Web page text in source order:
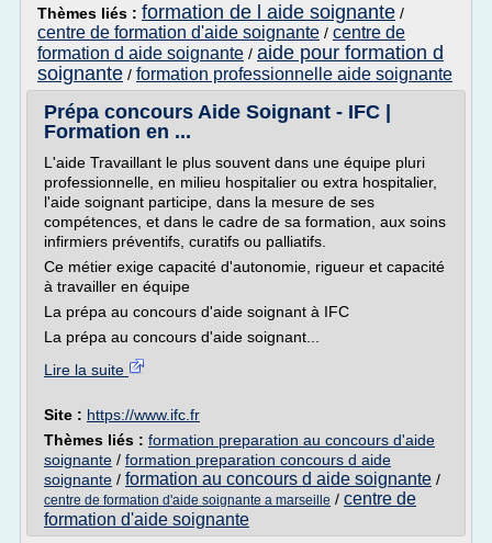
Thèmes liés : formation de l aide soignante /
centre de formation d'aide soignante / centre de
formation d aide soignante / aide pour formation d
soignante / formation professionnelle aide soignante
Prépa concours Aide Soignant - IFC |
Formation en ...
L'aide Travaillant le plus souvent dans une équipe pluri
professionnelle, en milieu hospitalier ou extra hospitalier,
l'aide soignant participe, dans la mesure de ses
compétences, et dans le cadre de sa formation, aux soins
infirmiers préventifs, curatifs ou palliatifs.
Ce métier exige capacité d'autonomie, rigueur et capacité
à travailler en équipe
La prépa au concours d'aide soignant à IFC
La prépa au concours d'aide soignant...
Lire la suite
Site : https://www.ifc.fr
Thèmes liés : formation preparation au concours d'aide
soignante / formation preparation concours d aide
soignante / formation au concours d aide soignante /
centre de formation d'aide soignante a marseille / centre de
formation d'aide soignante